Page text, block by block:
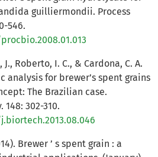
guilliermondii. Process
546.
Roberto, I. C., & Cardona, C. A.
analysis for brewer’s spent grains
The Brazilian case.
148: 302-310.
Brewer ’ s spent grain : a